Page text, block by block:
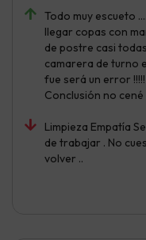
Todo muy escueto
llegar copas con
de postre casi
camarera de turno
fue será un error
Conclusión no cené
Limpieza Empatía
de trabajar . No
volver ..